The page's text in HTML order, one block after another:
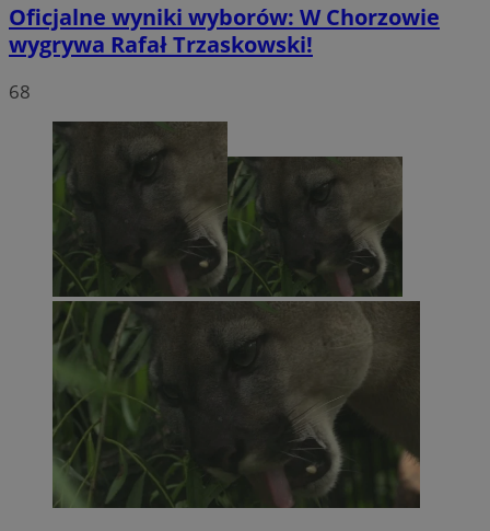
Oficjalne wyniki wyborów: W Chorzowie
wygrywa Rafał Trzaskowski!
68